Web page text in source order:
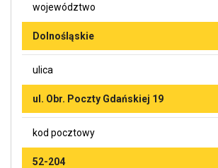
województwo
Dolnośląskie
ulica
ul. Obr. Poczty Gdańskiej 19
kod pocztowy
52-204